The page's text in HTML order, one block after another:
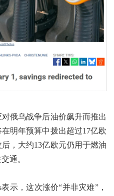
俄乌战争后油价飙升而推出
明年预算中拨出超过17亿欧
，大约13亿欧元仍用于燃油
通。
示，这次涨价“并非灾难”，